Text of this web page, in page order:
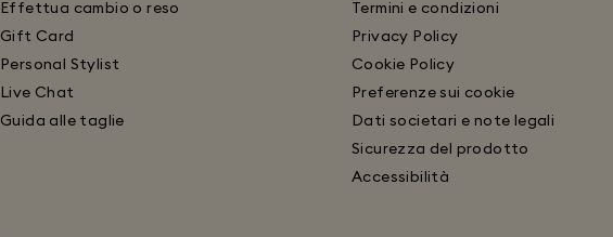
Effettua cambio o reso
Gift Card
Personal Stylist
Live Chat
Guida alle taglie
Termini e condizioni
Privacy Policy
Cookie Policy
Preferenze sui cookie
Dati societari e note legali
Sicurezza del prodotto
Accessibilità